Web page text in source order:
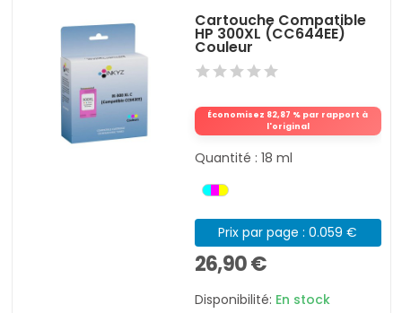
Cartouche Compatible
HP 300XL (CC644EE)
Couleur
Économisez 82,87 % par rapport à
l'original
Quantité : 18 ml
Prix par page : 0.059 €
26,90 €
Disponibilité: En stock